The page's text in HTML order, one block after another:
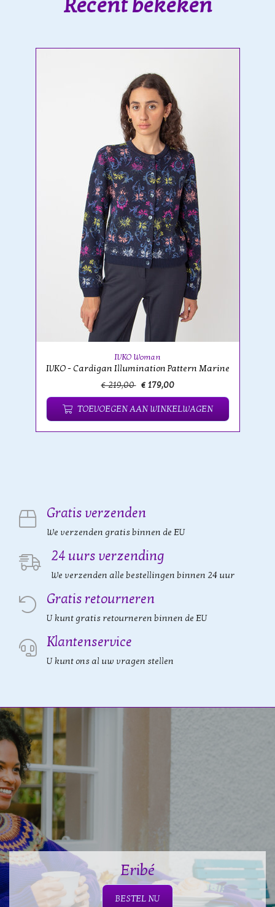
Recent bekeken
IVKO Woman
IVKO - Cardigan Illumination Pattern Marine
€ 219,00 € 179,00
TOEVOEGEN AAN WINKELWAGEN
Gratis verzenden
We verzenden gratis binnen de EU
24 uurs verzending
We verzenden alle bestellingen binnen 24 uur
Gratis retourneren
U kunt gratis retourneren binnen de EU
Klantenservice
U kunt ons al uw vragen stellen
Eribé
BESTEL NU